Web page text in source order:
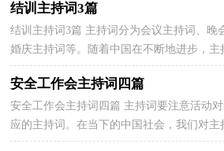
结训主持词3篇
结训主持词3篇 主持词分为会议主持词、晚
婚庆主持词等。随着中国在不断地进步，
信许多人会觉得主持词很难写吧，以下是小
安全工作会主持词四篇
安全工作会主持词四篇 主持词要注意活动
应的主持词。在当下的中国社会，我们对
要好好准备自己的主持词，以下是小编整理